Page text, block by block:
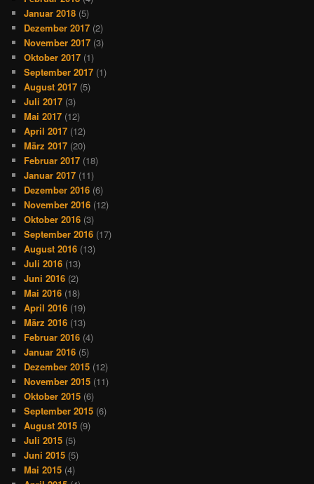
Januar 2018 (5)
Dezember 2017 (2)
November 2017 (3)
Oktober 2017 (1)
September 2017 (1)
August 2017 (5)
Juli 2017 (3)
Mai 2017 (12)
April 2017 (12)
März 2017 (20)
Februar 2017 (18)
Januar 2017 (11)
Dezember 2016 (6)
November 2016 (12)
Oktober 2016 (3)
September 2016 (17)
August 2016 (13)
Juli 2016 (13)
Juni 2016 (2)
Mai 2016 (18)
April 2016 (19)
März 2016 (13)
Februar 2016 (4)
Januar 2016 (5)
Dezember 2015 (12)
November 2015 (11)
Oktober 2015 (6)
September 2015 (6)
August 2015 (9)
Juli 2015 (5)
Juni 2015 (5)
Mai 2015 (4)